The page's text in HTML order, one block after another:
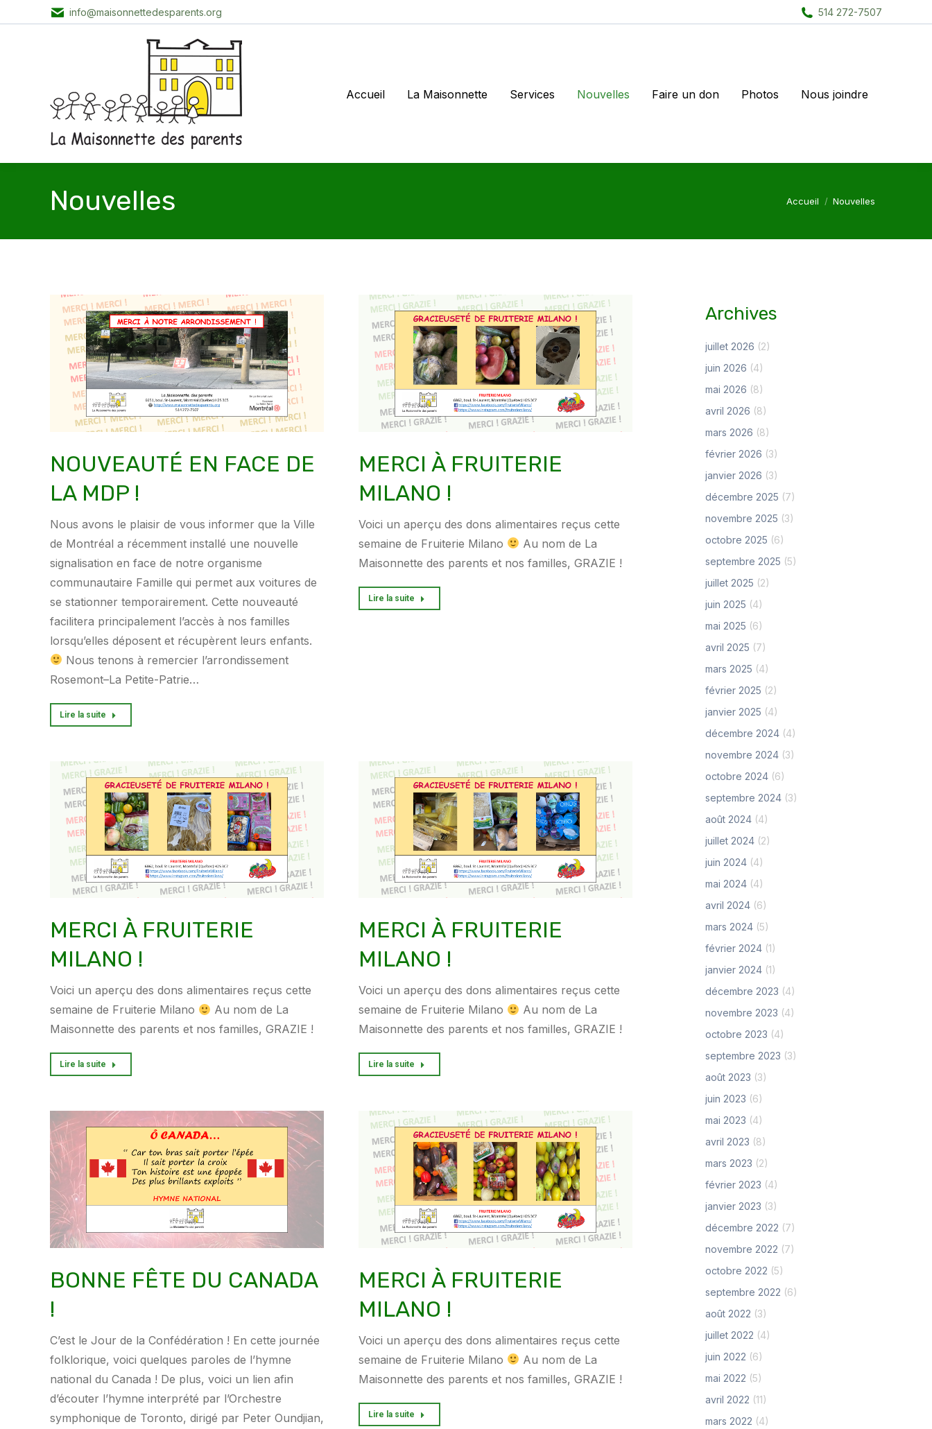
info@maisonnettedesparents.org 514 272-7507
Accueil La Maisonnette Services Nouvelles Faire un don Photos Nous joindre
Nouvelles Vous êtes ici :
Accueil Nouvelles
NOUVEAUTÉ EN FACE DE
LA MDP !
Nous avons le plaisir de vous informer que la Ville
de Montréal a récemment installé une nouvelle
signalisation en face de notre organisme
communautaire Famille qui permet aux voitures de
se stationner temporairement. Cette nouveauté
facilitera principalement l’accès à nos familles
lorsqu’elles déposent et récupèrent leurs enfants.
Nous tenons à remercier l’arrondissement
Rosemont–La Petite-Patrie…
Lire la suite
MERCI À FRUITERIE
MILANO !
Voici un aperçu des dons alimentaires reçus cette
semaine de Fruiterie Milano
Au nom de La
Maisonnette des parents et nos familles, GRAZIE !
Lire la suite
MERCI À FRUITERIE
MILANO !
Voici un aperçu des dons alimentaires reçus cette
semaine de Fruiterie Milano
Au nom de La
Maisonnette des parents et nos familles, GRAZIE !
Lire la suite
MERCI À FRUITERIE
MILANO !
Voici un aperçu des dons alimentaires reçus cette
semaine de Fruiterie Milano
Au nom de La
Maisonnette des parents et nos familles, GRAZIE !
Lire la suite
BONNE FÊTE DU CANADA
!
C’est le Jour de la Confédération ! En cette journée
folklorique, voici quelques paroles de l’hymne
national du Canada ! De plus, voici un lien afin
d’écouter l’hymne interprété par l’Orchestre
symphonique de Toronto, dirigé par Peter Oundjian,
MERCI À FRUITERIE
MILANO !
Voici un aperçu des dons alimentaires reçus cette
semaine de Fruiterie Milano
Au nom de La
Maisonnette des parents et nos familles, GRAZIE !
Lire la suite
Archives
juillet 2026 (2)
juin 2026 (4)
mai 2026 (8)
avril 2026 (8)
mars 2026 (8)
février 2026 (3)
janvier 2026 (3)
décembre 2025 (7)
novembre 2025 (3)
octobre 2025 (6)
septembre 2025 (5)
juillet 2025 (2)
juin 2025 (4)
mai 2025 (6)
avril 2025 (7)
mars 2025 (4)
février 2025 (2)
janvier 2025 (4)
décembre 2024 (4)
novembre 2024 (3)
octobre 2024 (6)
septembre 2024 (3)
août 2024 (4)
juillet 2024 (2)
juin 2024 (4)
mai 2024 (4)
avril 2024 (6)
mars 2024 (5)
février 2024 (1)
janvier 2024 (1)
décembre 2023 (4)
novembre 2023 (4)
octobre 2023 (4)
septembre 2023 (3)
août 2023 (3)
juin 2023 (6)
mai 2023 (4)
avril 2023 (8)
mars 2023 (2)
février 2023 (4)
janvier 2023 (3)
décembre 2022 (7)
novembre 2022 (7)
octobre 2022 (5)
septembre 2022 (6)
août 2022 (3)
juillet 2022 (4)
juin 2022 (6)
mai 2022 (5)
avril 2022 (11)
mars 2022 (4)